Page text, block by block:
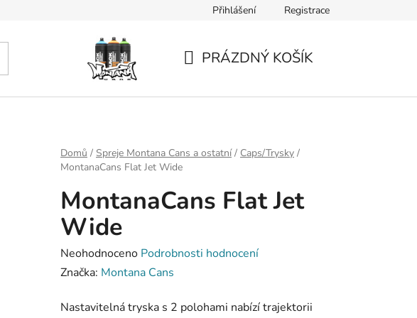
Přihlášení Registrace
PRÁZDNÝ KOŠÍK
Domů / Spreje Montana Cans a ostatní / Caps/Trysky /
MontanaCans Flat Jet Wide
MontanaCans Flat Jet
Wide
Průměrné
hodnocení
je
Neohodnoceno Podrobnosti hodnocení
Značka: Montana Cans
Nastavitelná tryska s 2 polohami nabízí trajektorii